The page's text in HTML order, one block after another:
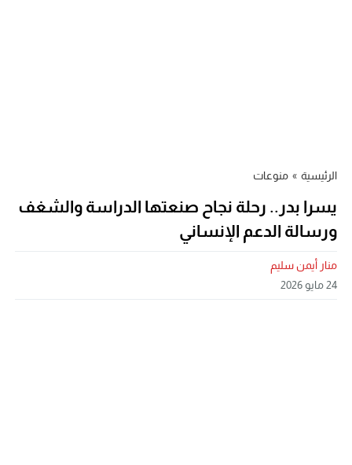
الرئيسية » منوعات
يسرا بدر.. رحلة نجاح صنعتها الدراسة والشغف
ورسالة الدعم الإنساني
منار أيمن سليم
24 مايو 2026